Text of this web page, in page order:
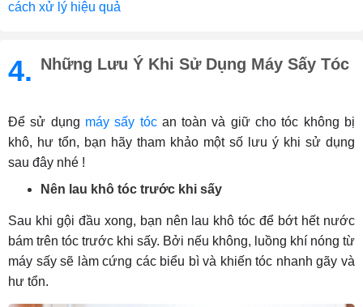
cách xử lý hiệu quả
4. Những Lưu Ý Khi Sử Dụng Máy Sấy Tóc
Để sử dụng máy sấy tócan toàn và giữ cho tóc không bị
khô, hư tổn, bạn hãy tham khảo một số lưu ý khi sử dụng
sau đây nhé !
Nên lau khô tóc trước khi sấy
Sau khi gội đầu xong, bạn nên lau khô tóc để bớt hết nước
bám trên tóc trước khi sấy. Bởi nếu không, luồng khí nóng từ
máy sấy sẽ làm cứng các biểu bì và khiến tóc nhanh gãy và
hư tổn.